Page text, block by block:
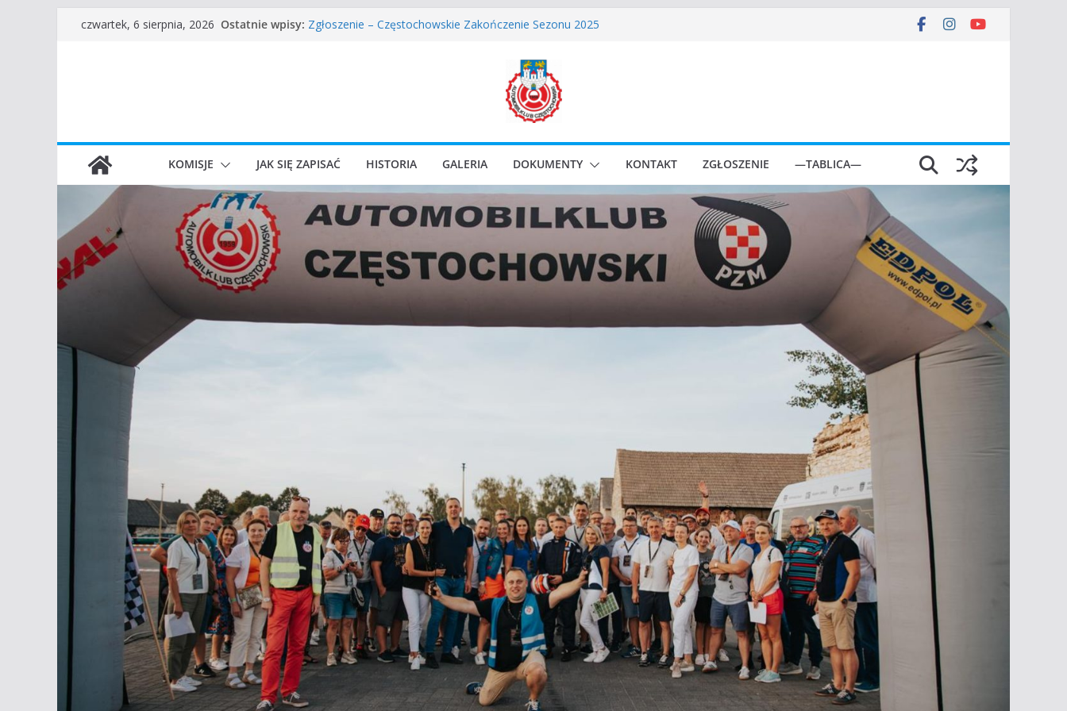
Przejdźczwartek, 6 sierpnia, 2026 Ostatnie wpisy: Częstochowskie Rozpoczęcie Sezonu 2026
Zgłoszenie – Częstochowskie Zakończenie Sezonu 2025
I Gliwicki Classic Sprint o Puchar Prezydenta Miasta Gliwice
KOMISJE JAK SIĘ ZAPISAĆ HISTORIA GALERIA DOKUMENTY KONTAKT ZGŁOSZENIE —TABLICA—